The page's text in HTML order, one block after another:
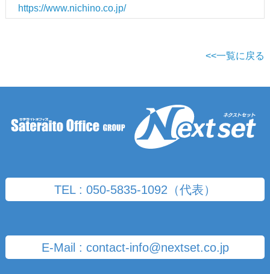
https://www.nichino.co.jp/
<<一覧に戻る
TEL : 050-5835-1092（代表）
E-Mail : contact-info@nextset.co.jp